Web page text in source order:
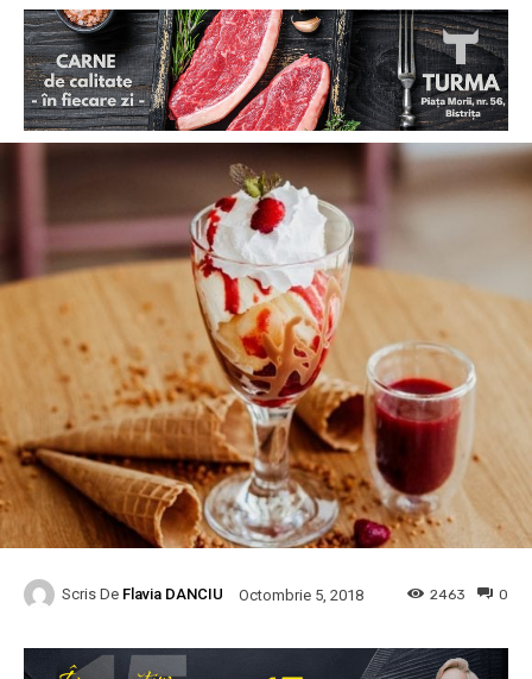
Scris De Flavia DANCIU Octombrie 5, 2018 0
2463